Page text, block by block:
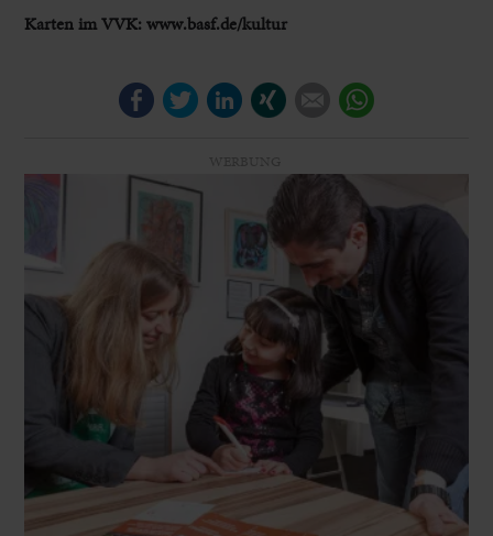
Karten im VVK: www.basf.de/kultur
FacebookTwitterLinkedIn E-mail